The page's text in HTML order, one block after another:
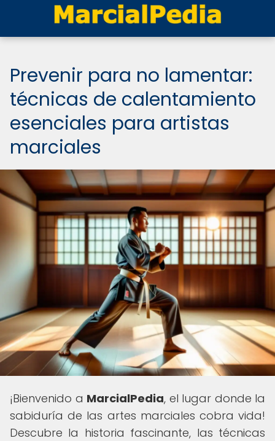
Prevenir para no lamentar:
técnicas de calentamiento
esenciales para artistas
marciales
¡Bienvenido a MarcialPedia, el lugar donde la
sabiduría de las artes marciales cobra vida!
Descubre la historia fascinante, las técnicas